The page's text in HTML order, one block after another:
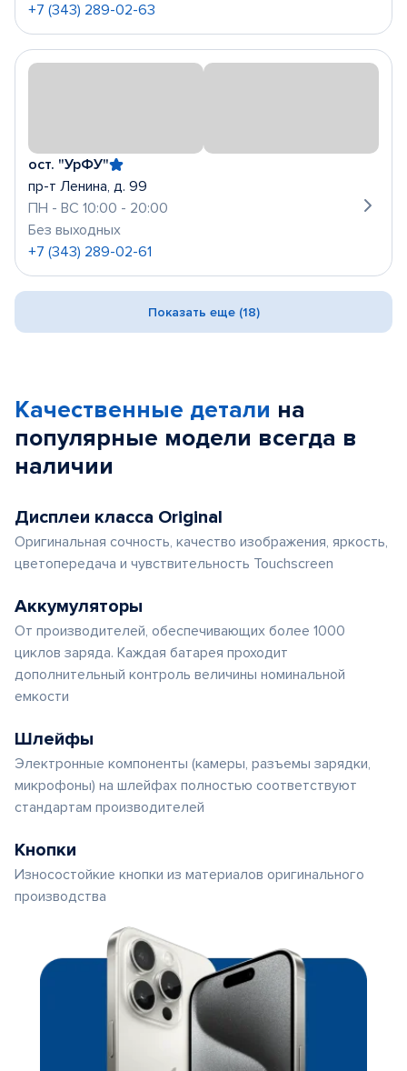
+7 (343) 289-02-63
ост. "УрФУ"
пр-т Ленина, д. 99
ПН - ВС 10:00 - 20:00
Без выходных
+7 (343) 289-02-61
Показать еще (18)
Качественные детали на
популярные модели всегда в
наличии
Дисплеи класса Original
Оригинальная сочность, качество изображения, яркость,
цветопередача и чувствительность Touchscreen
Аккумуляторы
От производителей, обеспечивающих более 1000
циклов заряда. Каждая батарея проходит
дополнительный контроль величины номинальной
емкости
Шлейфы
Электронные компоненты (камеры, разъемы зарядки,
микрофоны) на шлейфах полностью соответствуют
стандартам производителей
Кнопки
Износостойкие кнопки из материалов оригинального
производства